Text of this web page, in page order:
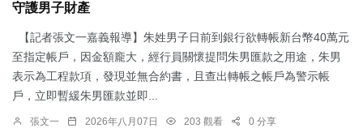
守護男子財產
【記者張文一嘉義報導】朱姓男子日前到銀行欲轉帳新台幣40萬元
至指定帳戶，因金額龐大，經行員關懷提問朱男匯款之用途，朱男
表示為工程款項，發現並無合約書，且查出轉帳之帳戶為警示帳
戶，立即暫緩朱男匯款並即...
張文一 2026年八月07日 203 觀看 0 分享